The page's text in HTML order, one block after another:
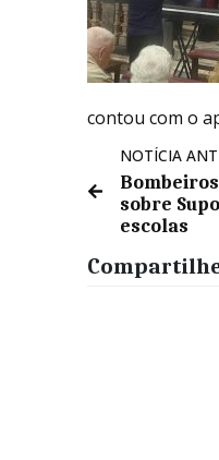
contou com o
NOTÍCIA
sobre
escolas